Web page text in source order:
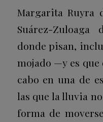
Margarita Ruyra
Suárez-Zuloaga
donde pisan,
mojado —y es que
cabo en una de
las que la lluvia
forma de